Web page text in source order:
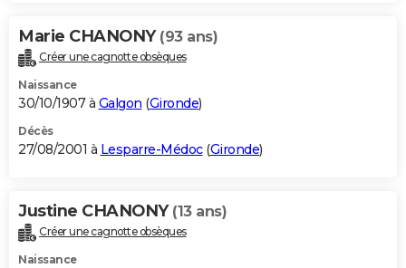
Marie CHANONY (93 ans)
Créer une cagnotte obsèques
Naissance
30/10/1907 à Galgon (Gironde)
Décès
27/08/2001 à Lesparre-Médoc(Gironde)
Justine CHANONY (13 ans)
Créer une cagnotte obsèques
Naissance